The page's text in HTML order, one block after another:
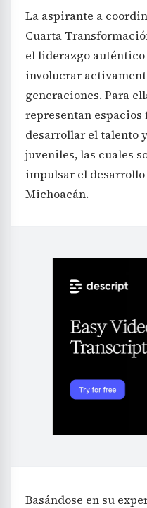
La aspirante a
Cuarta
el liderazgo
involucrar
generaciones. Para
representan
desarrollar el talento
juveniles, las cuales
impulsar el
Michoacán.
Basándose en su